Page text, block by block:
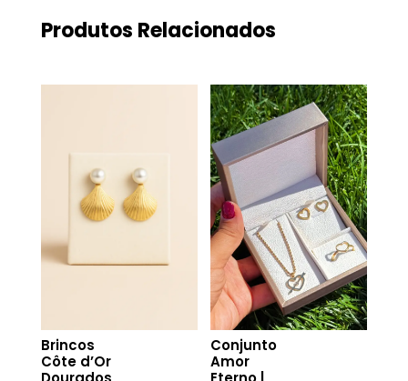
Produtos Relacionados
Brincos
Côte d’Or
Conjunto
Amor